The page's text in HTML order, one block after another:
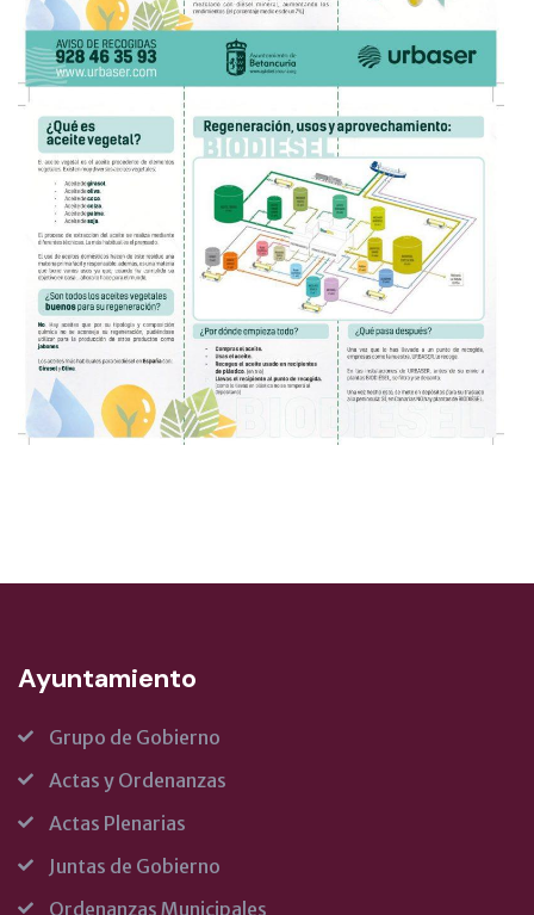
Ayuntamiento
Grupo de Gobierno
Actas y Ordenanzas
Actas Plenarias
Juntas de Gobierno
Ordenanzas Municipales